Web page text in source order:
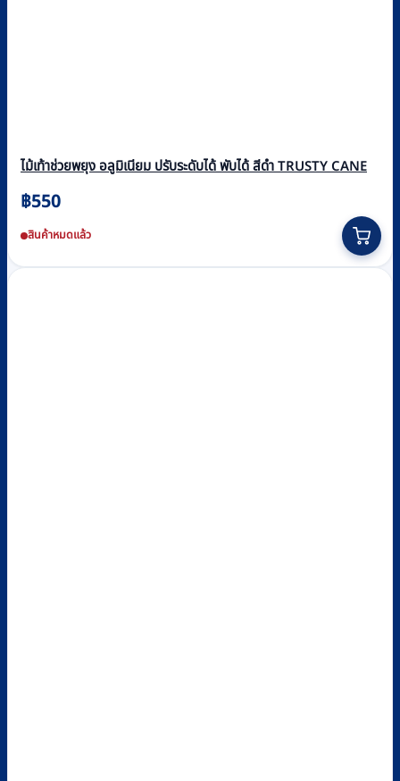
ไม้เท้าช่วยพยุง อลูมิเนียม ปรับระดับได้ พับได้ สีดำ TRUSTY CANE
฿550
สินค้าหมดแล้ว